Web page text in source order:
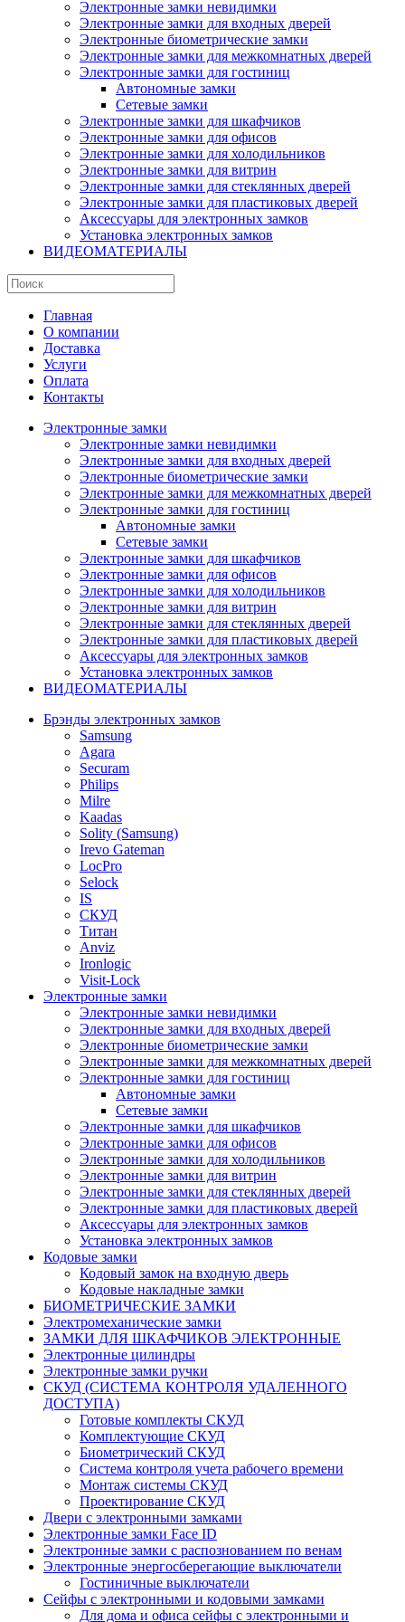
Электронные замки невидимки
Электронные замки для входных дверей
Электронные биометрические замки
Электронные замки для межкомнатных дверей
Электронные замки для гостиниц
Автономные замки
Сетевые замки
Электронные замки для шкафчиков
Электронные замки для офисов
Электронные замки для холодильников
Электронные замки для витрин
Электронные замки для стеклянных дверей
Электронные замки для пластиковых дверей
Аксессуары для электронных замков
Установка электронных замков
ВИДЕОМАТЕРИАЛЫ
Главная
О компании
Доставка
Услуги
Оплата
Контакты
Электронные замки
Электронные замки невидимки
Электронные замки для входных дверей
Электронные биометрические замки
Электронные замки для межкомнатных дверей
Электронные замки для гостиниц
Автономные замки
Сетевые замки
Электронные замки для шкафчиков
Электронные замки для офисов
Электронные замки для холодильников
Электронные замки для витрин
Электронные замки для стеклянных дверей
Электронные замки для пластиковых дверей
Аксессуары для электронных замков
Установка электронных замков
ВИДЕОМАТЕРИАЛЫ
Брэнды электронных замков
Samsung
Agara
Securam
Philips
Milre
Kaadas
Solity (Samsung)
Irevo Gateman
LocPro
Selock
IS
СКУД
Титан
Anviz
Ironlogic
Visit-Lock
Электронные замки
Электронные замки невидимки
Электронные замки для входных дверей
Электронные биометрические замки
Электронные замки для межкомнатных дверей
Электронные замки для гостиниц
Автономные замки
Сетевые замки
Электронные замки для шкафчиков
Электронные замки для офисов
Электронные замки для холодильников
Электронные замки для витрин
Электронные замки для стеклянных дверей
Электронные замки для пластиковых дверей
Аксессуары для электронных замков
Установка электронных замков
Кодовые замки
Кодовый замок на входную дверь
Кодовые накладные замки
БИОМЕТРИЧЕСКИЕ ЗАМКИ
Электромеханические замки
ЗАМКИ ДЛЯ ШКАФЧИКОВ ЭЛЕКТРОННЫЕ
Электронные цилиндры
Электронные замки ручки
СКУД (СИСТЕМА КОНТРОЛЯ УДАЛЕННОГО
ДОСТУПА)
Готовые комплекты СКУД
Комплектующие СКУД
Биометрический СКУД
Система контроля учета рабочего времени
Монтаж системы СКУД
Проектирование СКУД
Двери с электронными замками
Электронные замки Face ID
Электронные замки с распознованием по венам
Электронные энергосберегающие выключатели
Гостиничные выключатели
Сейфы с электронными и кодовыми замками
Для дома и офиса сейфы с электронными и